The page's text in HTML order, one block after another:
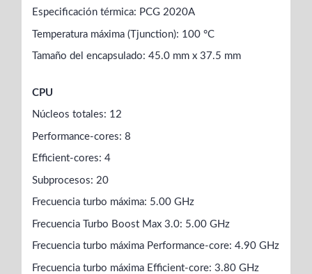
Especificación térmica: PCG 2020A
Temperatura máxima (Tjunction): 100 °C
Tamaño del encapsulado: 45.0 mm x 37.5 mm
CPU
Núcleos totales: 12
Performance-cores: 8
Efficient-cores: 4
Subprocesos: 20
Frecuencia turbo máxima: 5.00 GHz
Frecuencia Turbo Boost Max 3.0: 5.00 GHz
Frecuencia turbo máxima Performance-core: 4.90 GHz
Frecuencia turbo máxima Efficient-core: 3.80 GHz